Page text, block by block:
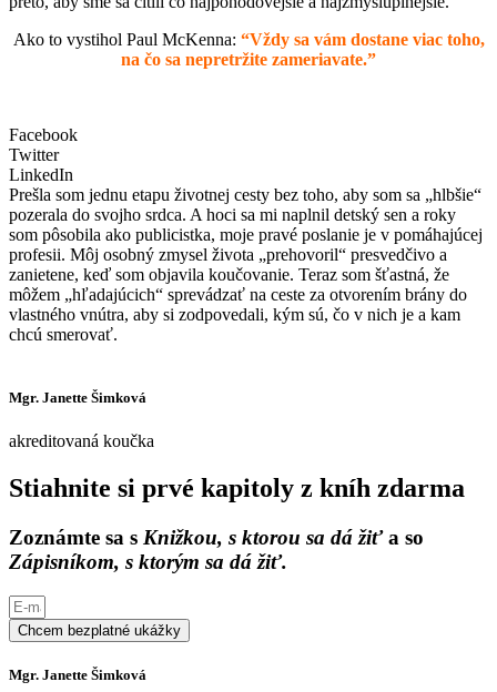
Ako to vystihol Paul McKenna: “Vždy sa vám dostane viac toho,
na čo sa nepretržite zameriavate.”
Facebook
Twitter
LinkedIn
Prešla som jednu etapu životnej cesty bez toho, aby som sa „hlbšie“
pozerala do svojho srdca. A hoci sa mi naplnil detský sen a roky
som pôsobila ako publicistka, moje pravé poslanie je v pomáhajúcej
profesii. Môj osobný zmysel života „prehovoril“ presvedčivo a
zanietene, keď som objavila koučovanie. Teraz som šťastná, že
môžem „hľadajúcich“ sprevádzať na ceste za otvorením brány do
vlastného vnútra, aby si zodpovedali, kým sú, čo v nich je a kam
chcú smerovať.
Mgr. Janette Šimková
akreditovaná koučka
Stiahnite si prvé kapitoly z kníh zdarma
Zoznámte sa s Knižkou, s ktorou sa dá žiťa so
Zápisníkom, s ktorým sa dá žiť.
Chcem bezplatné ukážky
Mgr. Janette Šimková